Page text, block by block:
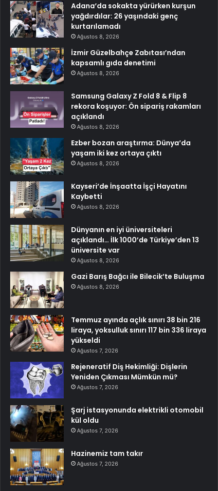
Adana’da sokakta yürürken kurşun
yağdırdılar: 26 yaşındaki genç
kurtarılamadı
Ağustos 8, 2026
İzmir Güzelbahçe Zabıtası’ndan
kapsamlı gıda denetimi
Ağustos 8, 2026
Samsung Galaxy Z Fold 8 & Flip 8
rekora koşuyor: Ön sipariş rakamları
açıklandı
Ağustos 8, 2026
Ezber bozan araştırma: Dünya’da
yaşam iki kez ortaya çıktı
Ağustos 8, 2026
Kayseri’de İnşaatta İşçi Hayatını
Kaybetti
Ağustos 8, 2026
Dünyanın en iyi üniversiteleri
açıklandı… İlk 1000’de Türkiye’den 13
üniversite var
Ağustos 8, 2026
Gazi Barış Bağcı ile Bilecik’te Buluşma
Ağustos 8, 2026
Temmuz ayında açlık sınırı 38 bin 216
liraya, yoksulluk sınırı 117 bin 336 liraya
yükseldi
Ağustos 7, 2026
Rejeneratif Diş Hekimliği: Dişlerin
Yeniden Çıkması Mümkün mü?
Ağustos 7, 2026
Şarj istasyonunda elektrikli otomobil
kül oldu
Ağustos 7, 2026
Hazinemiz tam takır
Ağustos 7, 2026